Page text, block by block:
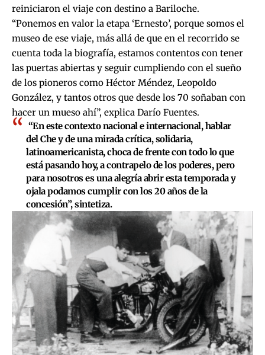
reiniciaron el viaje con destino a Bariloche.
“Ponemos en valor la etapa ‘Ernesto’, porque somos el
museo de ese viaje, más allá de que en el recorrido se
cuenta toda la biografía, estamos contentos con tener
las puertas abiertas y seguir cumpliendo con el sueño
de los pioneros como Héctor Méndez, Leopoldo
González, y tantos otros que desde los 70 soñaban con
hacer un mueso ahí”, explica Darío Fuentes.
“En este contexto nacional e internacional, hablar
del Che y de una mirada crítica, solidaria,
latinoamericanista, choca de frente con todo lo que
está pasando hoy, a contrapelo de los poderes, pero
para nosotros es una alegría abrir esta temporada y
ojala podamos cumplir con los 20 años de la
concesión”, sintetiza.